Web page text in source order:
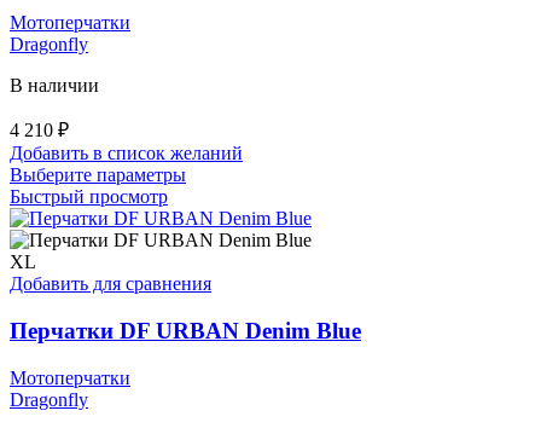
Мотоперчатки
Dragonfly
В наличии
4 210 ₽
Добавить в список желаний
Выберите параметрыЭтот
имеет
несколько
Опции
выбрать
на
Быстрый просмотр
XL
Добавить для сравнения
Перчатки DF URBAN Denim Blue
Мотоперчатки
Dragonfly